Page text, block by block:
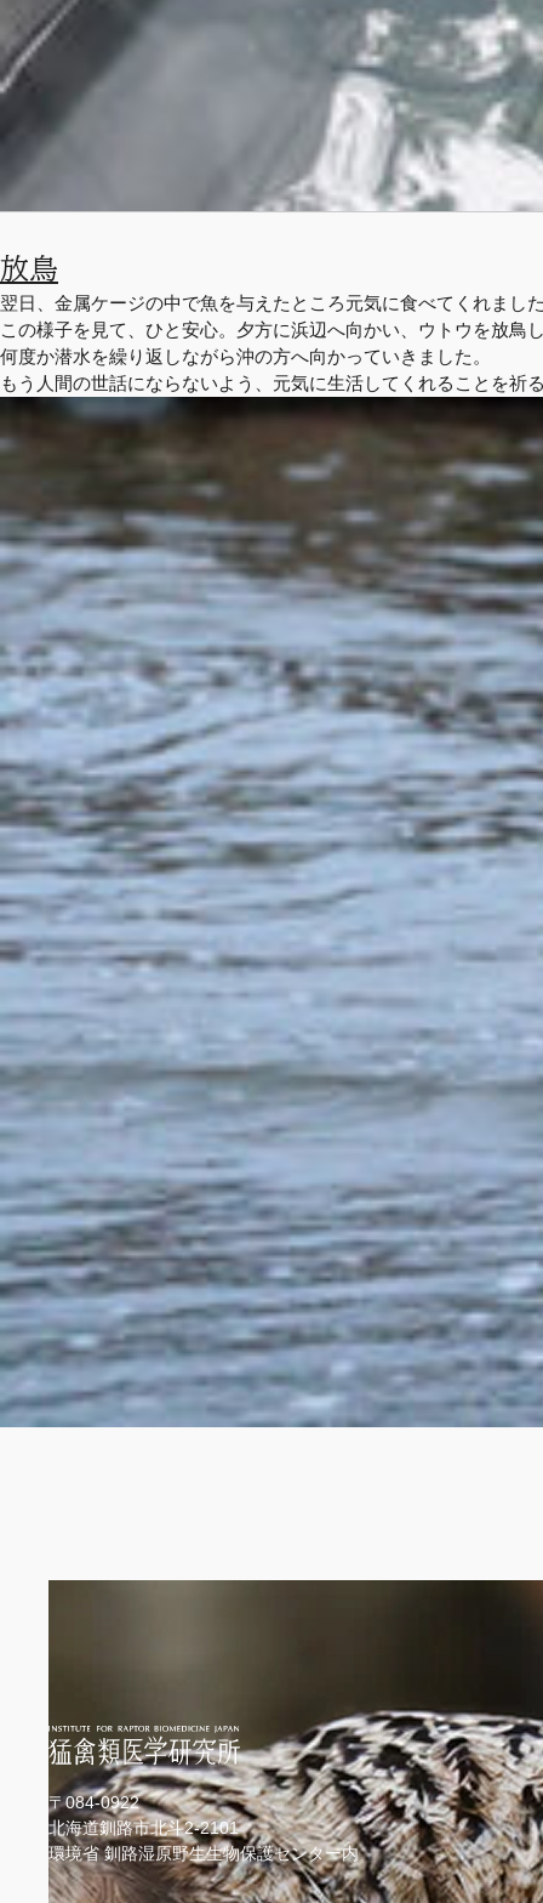
放鳥
翌日、金属ケージの中で魚を与えたところ元気に食べてくれまし
この様子を見て、ひと安心。夕方に浜辺へ向かい、ウトウを放鳥
何度か潜水を繰り返しながら沖の方へ向かっていきました。
もう人間の世話にならないよう、元気に生活してくれることを祈
〒084-0922
北海道釧路市北斗2-2101
環境省 釧路湿原野生生物保護センター内